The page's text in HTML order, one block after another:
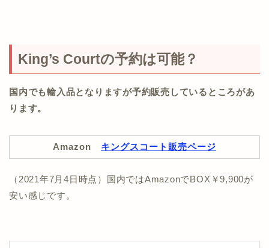
King’s Courtの予約は可能？
国内でも輸入品となりますが予約販売しているところがあ
ります。
Amazon キングスコート販売ページ
（2021年7月4日時点）国内ではAmazonでBOX￥9,900が
安い感じです。